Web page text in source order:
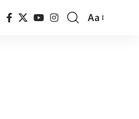
Font
Aa